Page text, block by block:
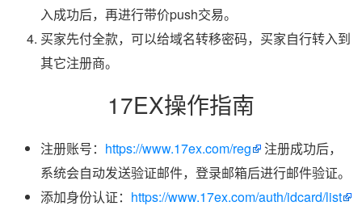
入成功后，再进行带价push交易。
买家先付全款，可以给域名转移密码，买家自行转入到
其它注册商。
17EX操作指南
注册账号： https://www.17ex.com/reg
注册成功后，
系统会自动发送验证邮件，登录邮箱后进行邮件验证。
添加身份认证： https://www.17ex.com/auth/idcard/list